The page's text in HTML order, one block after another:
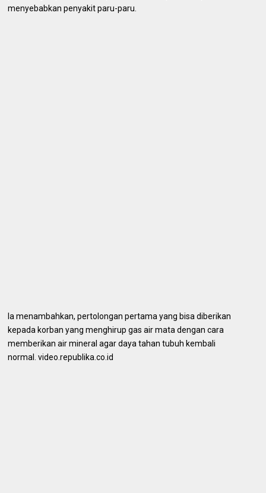
menyebabkan penyakit paru-paru.
Ia menambahkan, pertolongan pertama yang bisa diberikan
kepada korban yang menghirup gas air mata dengan cara
memberikan air mineral agar daya tahan tubuh kembali
normal. video.republika.co.id